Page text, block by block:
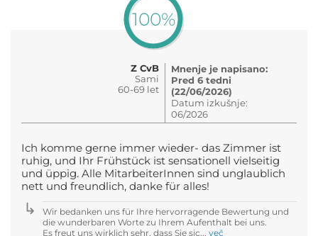
100%
Z CvB
Sami
60-69 let
Mnenje je napisano:
Pred 6 tedni
(22/06/2026)
Datum izkušnje:
06/2026
Ich komme gerne immer wieder- das Zimmer ist
ruhig, und Ihr Frühstück ist sensationell vielseitig
und üppig. Alle MitarbeiterInnen sind unglaublich
nett und freundlich, danke für alles!
Wir bedanken uns für Ihre hervorragende Bewertung und
die wunderbaren Worte zu Ihrem Aufenthalt bei uns.
Es freut uns wirklich sehr, dass Sie sic... več